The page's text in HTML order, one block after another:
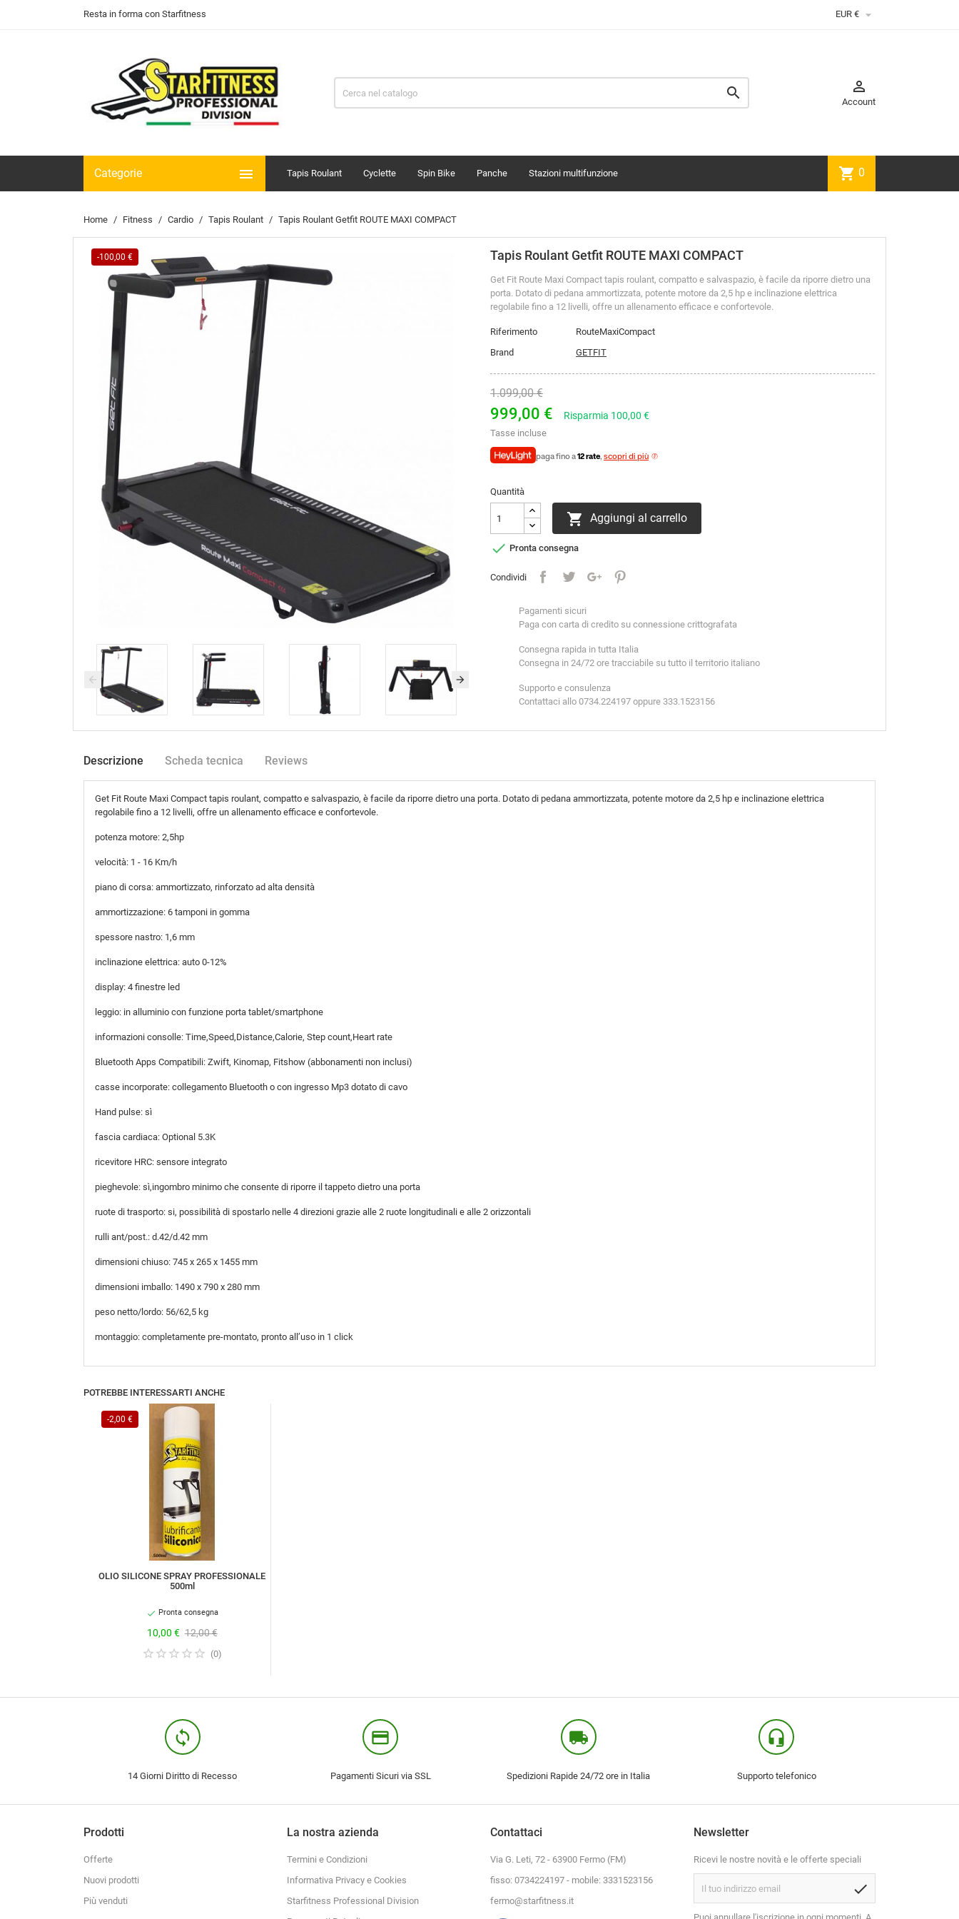
Resta in forma con Starfitness EUR € 
 
Account
Categorie  Tapis Roulant Cyclette Spin Bike Panche Stazioni multifunzione shopping_cart 0
Home Fitness Cardio Tapis Roulant Tapis Roulant Getfit ROUTE MAXI COMPACT
-100,00 € Tapis Roulant Getfit ROUTE MAXI COMPACT
Get Fit Route Maxi Compact tapis roulant, compatto e salvaspazio, è facile da riporre dietro una
porta. Dotato di pedana ammortizzata, potente motore da 2,5 hp e inclinazione elettrica
regolabile fino a 12 livelli, offre un allenamento efficace e confortevole.
Riferimento
RouteMaxiCompact
Brand
GETFIT
1.099,00 €
999,00 € Risparmia 100,00 €
Tasse incluse
paga fino a12 rate, scopri di più
Quantità
 Aggiungi al carrello
 Pronta consegna
Condividi
Pagamenti sicuri
Paga con carta di credito su connessione crittografata
Consegna rapida in tutta Italia
Consegna in 24/72 ore tracciabile su tutto il territorio italiano
Supporto e consulenza
Contattaci allo 0734.224197 oppure 333.1523156
Descrizione Scheda tecnica Reviews
Get Fit Route Maxi Compact tapis roulant, compatto e salvaspazio, è facile da riporre dietro una porta. Dotato di pedana ammortizzata, potente motore da 2,5 hp e inclinazione elettrica
regolabile fino a 12 livelli, offre un allenamento efficace e confortevole.
potenza motore: 2,5hp
velocità: 1 - 16 Km/h
piano di corsa: ammortizzato, rinforzato ad alta densità
ammortizzazione: 6 tamponi in gomma
spessore nastro: 1,6 mm
inclinazione elettrica: auto 0-12%
display: 4 finestre led
leggio: in alluminio con funzione porta tablet/smartphone
informazioni consolle: Time,Speed,Distance,Calorie, Step count,Heart rate
Bluetooth Apps Compatibili: Zwift, Kinomap, Fitshow (abbonamenti non inclusi)
casse incorporate: collegamento Bluetooth o con ingresso Mp3 dotato di cavo
Hand pulse: sì
fascia cardiaca: Optional 5.3K
ricevitore HRC: sensore integrato
pieghevole: sì,ingombro minimo che consente di riporre il tappeto dietro una porta
ruote di trasporto: si, possibilità di spostarlo nelle 4 direzioni grazie alle 2 ruote longitudinali e alle 2 orizzontali
rulli ant/post.: d.42/d.42 mm
dimensioni chiuso: 745 x 265 x 1455 mm
dimensioni imballo: 1490 x 790 x 280 mm
peso netto/lordo: 56/62,5 kg
montaggio: completamente pre-montato, pronto all’uso in 1 click
POTREBBE INTERESSARTI ANCHE
-2,00 €
OLIO SILICONE SPRAY PROFESSIONALE
500ml
 Pronta consegna
Prezzo
10,00 € Prezzo
ufficiale
12,00 €
(0)
loop
14 Giorni Diritto di Recesso
credit_card
Pagamenti Sicuri via SSL
local_shipping
Spedizioni Rapide 24/72 ore in Italia
headset_mic
Supporto telefonico
Prodotti
Offerte
Nuovi prodotti
Più venduti
La nostra azienda
Termini e Condizioni
Informativa Privacy e Cookies
Starfitness Professional Division
Contattaci
Via G. Leti, 72 - 63900 Fermo (FM)
fisso: 0734224197 - mobile: 3331523156
fermo@starfitness.it
Newsletter
Ricevi le nostre novità e le offerte speciali
check